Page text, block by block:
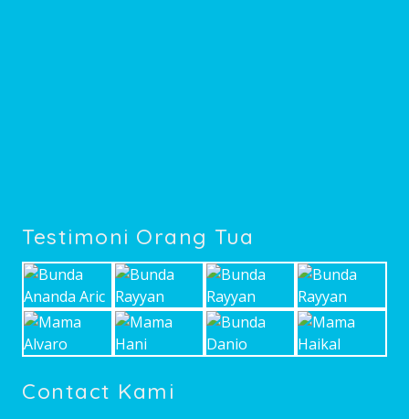
Testimoni Orang Tua
Contact Kami